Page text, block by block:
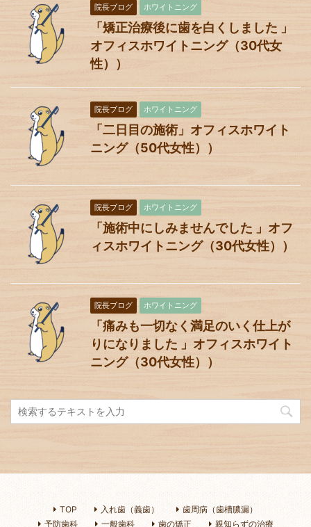
院長ブログ ホワイトニング
「矯正治療後に歯を白くしました 」
オフィスホワイトニング（30代女
性））
院長ブログ ホワイトニング
「二日目の施術」オフィスホワイト
ニング（50代女性））
院長ブログ ホワイトニング
「施術中にしみませんでした 」オフ
ィスホワイトニング（30代女性））
院長ブログ ホワイトニング
「痛みも一切なく満足のいく仕上が
りになりました 」オフィスホワイト
ニング（30代女性））
TOP 入れ歯（義歯）
歯周病（歯槽膿漏）
予防歯科
一般歯科 歯の矯正
親知らずの治療